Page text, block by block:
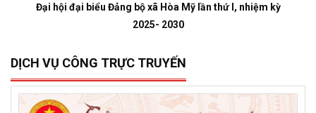
Đại hội đại biểu Đảng bộ xã Hòa Mỹ lần thứ I, nhiệm kỳ
2025- 2030
DỊCH VỤ CÔNG TRỰC TRUYẾN